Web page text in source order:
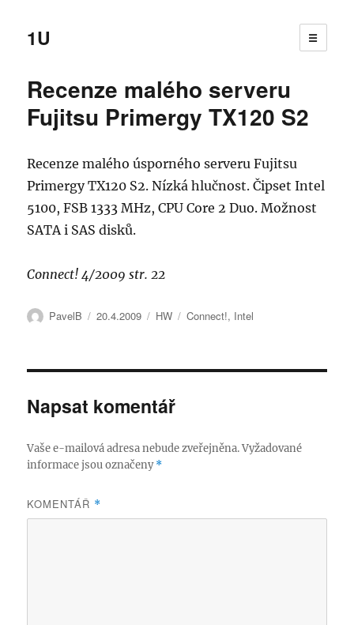
1U ☰
Recenze malého serveru
Fujitsu Primergy TX120 S2
Recenze malého úsporného serveru Fujitsu
Primergy TX120 S2. Nízká hlučnost. Čipset Intel
5100, FSB 1333 MHz, CPU Core 2 Duo. Možnost
SATA i SAS disků.
Connect! 4/2009 str. 22
Autor:
PavelB Publikováno:
20.4.2009 Rubriky:
HW Štítky:
Connect!, Intel
Napsat komentář
Vaše e-mailová adresa nebude zveřejněna. Vyžadované
informace jsou označeny*
KOMENTÁŘ *